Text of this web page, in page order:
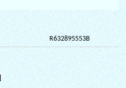
R632895553B